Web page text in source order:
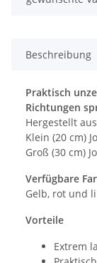
Beschreibung
Praktisch
Richtungen
Hergestellt
Klein (20 cm)
Groß (30 cm)
Verfügbare
Gelb, rot und
Vorteile
Extrem